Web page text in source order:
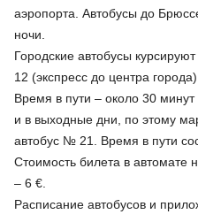
аэропорта. Автобусы до
ночи.
Городские автобусы
12 (экспресс до центра
Время в пути – около 30
и в выходные дни, по этому
автобус № 21. Время в пути
Стоимость билета в автомате
– 6 €.
Расписание автобусов и